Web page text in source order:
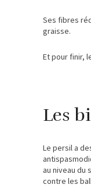
Ses fibres
graisse.
Et pour finir,
Les
Le persil a
au niveau du
contre les